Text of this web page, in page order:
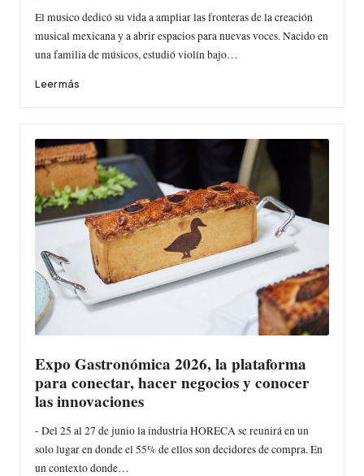
El musico dedicó su vida a ampliar las fronteras de la creación
musical mexicana y a abrir espacios para nuevas voces. Nacido en
una familia de músicos, estudió violín bajo…
Leer más
Expo Gastronómica 2026, la plataforma
para conectar, hacer negocios y conocer
las innovaciones
- Del 25 al 27 de junio la industria HORECA se reunirá en un
solo lugar en donde el 55% de ellos son decidores de compra. En
un contexto donde…